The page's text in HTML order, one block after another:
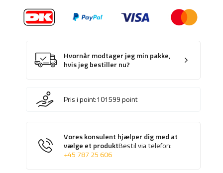
Hvornår modtager jeg min pakke,
hvis jeg bestiller nu?
Pris i point:101599point
Vores konsulent hjælper dig med at
vælge et produktBestil via telefon:
+45 787 25 606